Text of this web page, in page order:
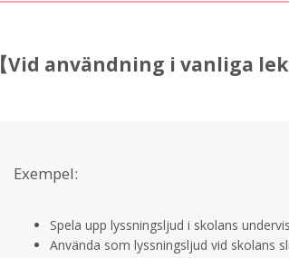
【Vid användning i vanliga
Exempel:
Spela upp lyssningsljud i skolans
Använda som lyssningsljud vid skolans